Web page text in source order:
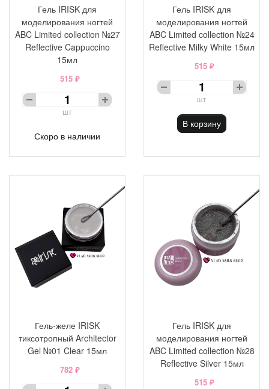
Гель IRISK для
моделирования ногтей
ABC Limited collection №27
Reflective Cappuccino
15мл
515 ₽
шт
Скоро в наличии
Гель IRISK для
моделирования ногтей
ABC Limited collection №24
Reflective Milky White 15мл
515 ₽
шт
В корзину
Гель-желе IRISK
тиксотропный Architector
Gel №01 Clear 15мл
782 ₽
Гель IRISK для
моделирования ногтей
ABC Limited collection №28
Reflective Silver 15мл
515 ₽